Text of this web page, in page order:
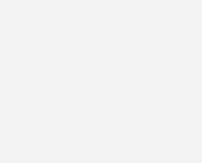
im Mai. Mall hat zu diesem Thema eine